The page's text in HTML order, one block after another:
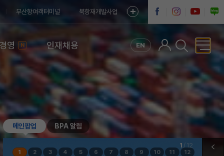
부산항여객터미널 북항재개발사업
영 N 인재채용 EN
메인팝업 BPA 알림
2 / 12
1 2 3 4 5 6 7 8 9 10 11 12